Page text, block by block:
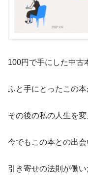
100円で手にした中古
ふと手にとったこの本
その後の私の人生を
今でもこの本との出
引き寄せの法則が働い